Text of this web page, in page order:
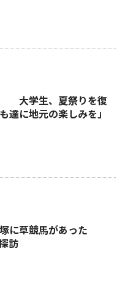
学生、夏祭りを復
地元の楽しみを」
に草競馬があった
訪